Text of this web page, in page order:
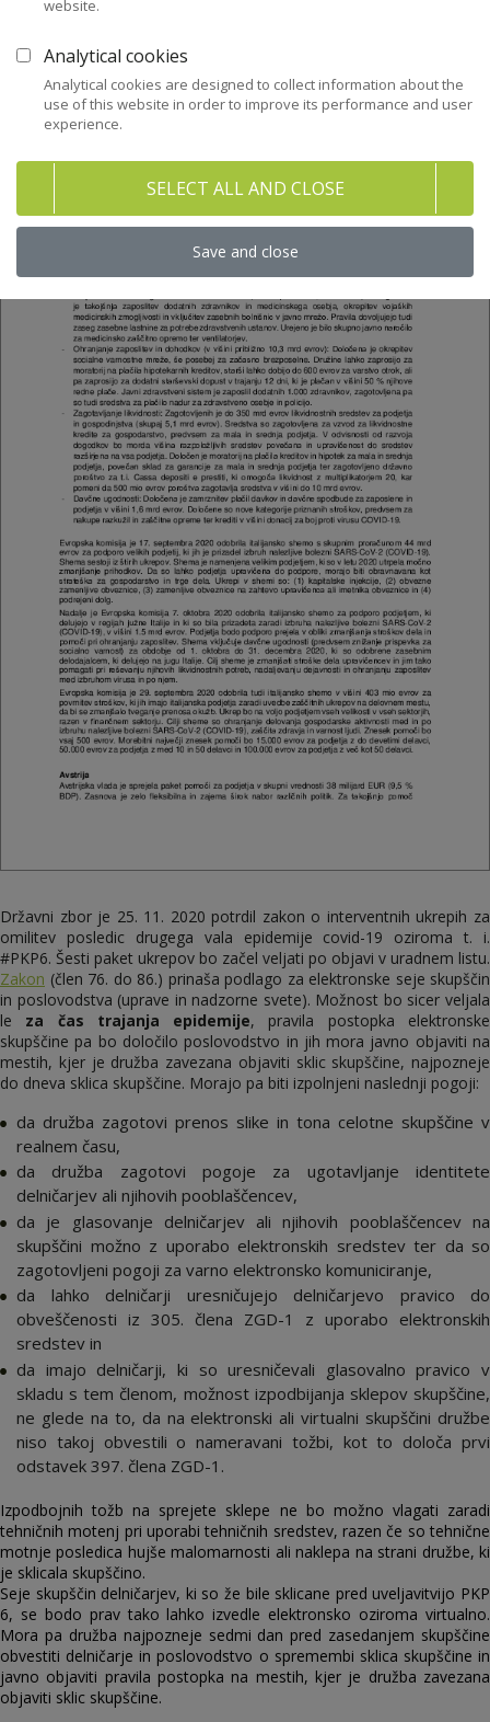
Državni zbor je 25. 11. 2020 potrdil zakon o interventnih ukrepih za
omilitev posledic drugega vala epidemije covid-19 oziroma t. i.
#PKP6. Šesti paket ukrepov bo začel veljati po objavi v uradnem listu.
Zakon (člen 76. do 86.) prinaša podlago za elektronske seje skupščin
in poslovodstva (uprave in nadzorne svete). Možnost bo sicer veljala
le za čas trajanja epidemije, pravila postopka elektronske
skupščine pa bo določilo poslovodstvo in jih mora javno objaviti na
mestih, kjer je družba zavezana objaviti sklic skupščine, najpozneje
do dneva sklica skupščine. Morajo pa biti izpolnjeni naslednji pogoji:
da družba zagotovi prenos slike in tona celotne skupščine v
realnem času,
da družba zagotovi pogoje za ugotavljanje identitete
delničarjev ali njihovih pooblaščencev,
da je glasovanje delničarjev ali njihovih pooblaščencev na
skupščini možno z uporabo elektronskih sredstev ter da so
zagotovljeni pogoji za varno elektronsko komuniciranje,
da lahko delničarji uresničujejo delničarjevo pravico do
obveščenosti iz 305. člena ZGD-1 z uporabo elektronskih
sredstev in
da imajo delničarji, ki so uresničevali glasovalno pravico v
skladu s tem členom, možnost izpodbijanja sklepov skupščine,
ne glede na to, da na elektronski ali virtualni skupščini družbe
niso takoj obvestili o nameravani tožbi, kot to določa prvi
odstavek 397. člena ZGD-1.
Izpodbojnih tožb na sprejete sklepe ne bo možno vlagati zaradi
tehničnih motenj pri uporabi tehničnih sredstev, razen če so tehnične
motnje posledica hujše malomarnosti ali naklepa na strani družbe, ki
je sklicala skupščino.
Seje skupščin delničarjev, ki so že bile sklicane pred uveljavitvijo PKP
6, se bodo prav tako lahko izvedle elektronsko oziroma virtualno.
Mora pa družba najpozneje sedmi dan pred zasedanjem skupščine
obvestiti delničarje in poslovodstvo o spremembi sklica skupščine in
javno objaviti pravila postopka na mestih, kjer je družba zavezana
objaviti sklic skupščine.
website.
Analytical cookies
Analytical cookies are designed to collect information about the
use of this website in order to improve its performance and user
experience.
SELECT ALL AND CLOSE
Save and close